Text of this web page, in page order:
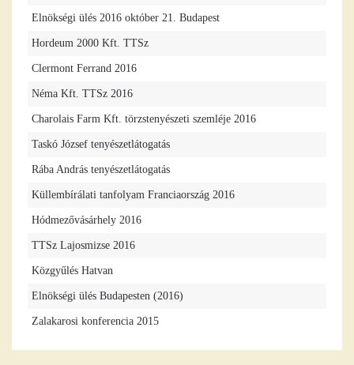
Elnökségi ülés 2016 október 21. Budapest
Hordeum 2000 Kft. TTSz
Clermont Ferrand 2016
Néma Kft. TTSz 2016
Charolais Farm Kft. törzstenyészeti szemléje 2016
Taskó József tenyészetlátogatás
Rába András tenyészetlátogatás
Küllembírálati tanfolyam Franciaország 2016
Hódmezővásárhely 2016
TTSz Lajosmizse 2016
Közgyűlés Hatvan
Elnökségi ülés Budapesten (2016)
Zalakarosi konferencia 2015